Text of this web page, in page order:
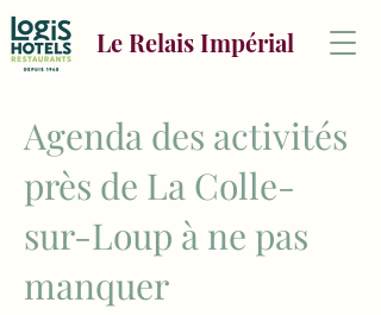
Le Relais Impérial
Agenda des activités
près de La Colle-
sur-Loup à ne pas
manquer